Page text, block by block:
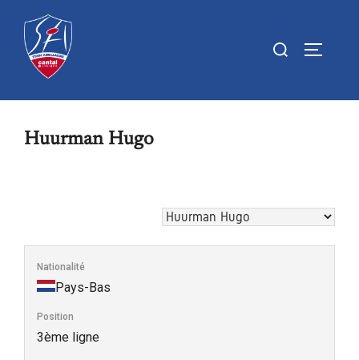
contenu
Rechercher :
Huurman Hugo
Nationalité
Pays-Bas
Position
3ème ligne